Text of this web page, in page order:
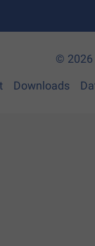
© 2026
Downloads